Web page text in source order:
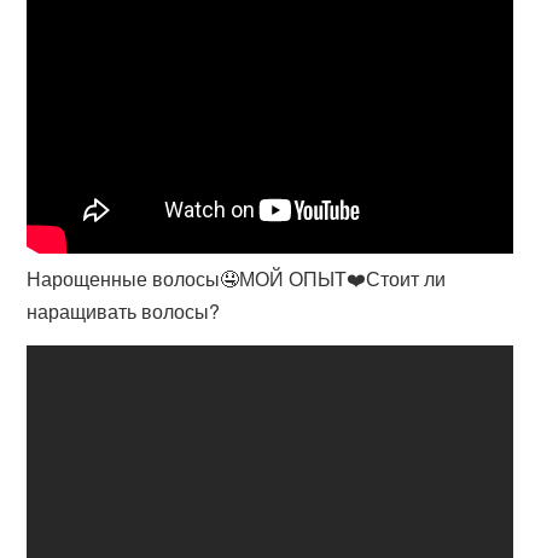
Нарощенные волосы🤤МОЙ ОПЫТ❤️Стоит ли
наращивать волосы?